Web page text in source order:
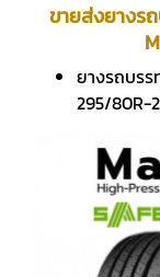
ขายส่งยางรถ
ยางรถบรร
295/80R-